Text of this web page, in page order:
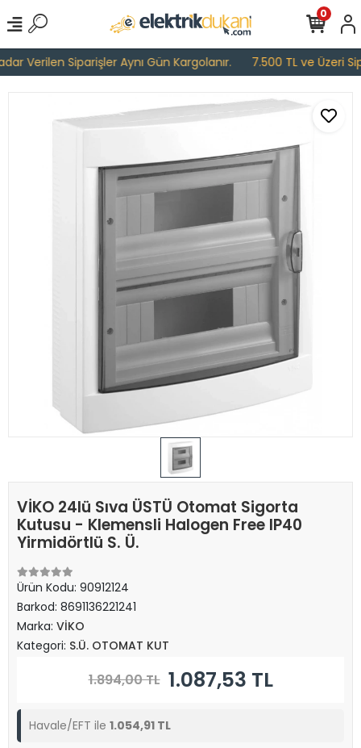
Verilen Siparişler Aynı Gün Kargolanır. 7.500 TL ve Üzeri
0
VİKO 24lü Sıva ÜSTÜ Otomat Sigorta
Kutusu - Klemensli Halogen Free IP40
Yirmidörtlü S. Ü.
Ürün Kodu: 90912124
Barkod: 8691136221241
Marka: VİKO
Kategori: S.Ü. OTOMAT KUT
1.894,00 TL 1.087,53 TL
Havale/EFT ile 1.054,91 TL